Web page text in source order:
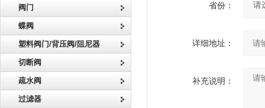
阀门
蝶阀
塑料阀门/背压阀/阻尼器
切断阀
疏水阀
过滤器
省份：
详细地址：
补充说明：